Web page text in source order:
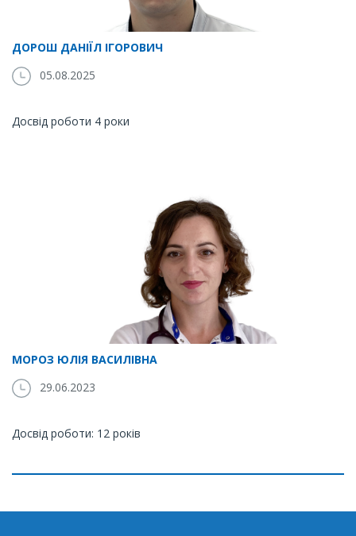
ДОРОШ ДАНІЇЛ ІГОРОВИЧ
05.08.2025
Досвід роботи 4 роки
МОРОЗ ЮЛІЯ ВАСИЛІВНА
29.06.2023
Досвід роботи: 12 років